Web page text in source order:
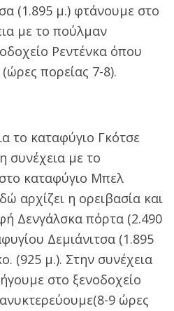
(1.895 μ.) φτάνουμε στο
με το πούλμαν
Ρεντένκα όπου
πορείας 7-8).
το καταφύγιο Γκότσε
συνέχεια με το
καταφύγιο Μπελ
αρχίζει η ορειβασία και
Δενγάλσκα πόρτα (2.490
Δεμιάνιτσα (1.895
(925 μ.). Στην συνέχεια
στο ξενοδοχείο
9 ώρες